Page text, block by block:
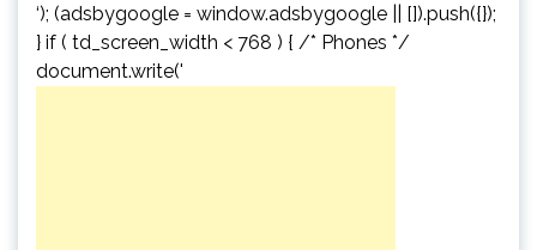
‘); (adsbygoogle = window.adsbygoogle || []).push({});
} if ( td_screen_width < 768 ) { /* Phones */
document.write('